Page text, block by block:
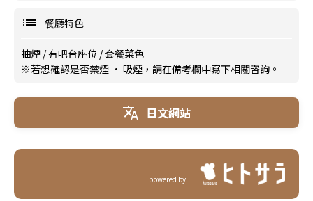
餐廳特色
抽煙 /有吧台座位 /套餐菜色
※若想確認是否禁煙 · 吸煙，請在備考欄中寫下相關咨詢。
日文網站
powered by